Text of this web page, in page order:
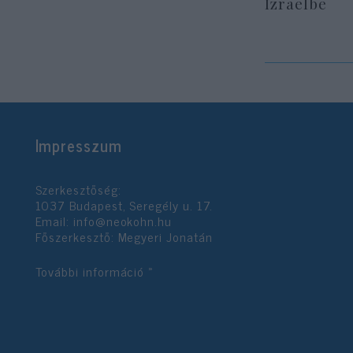
Impresszum
Szerkesztőség:
1037 Budapest, Seregély u. 17.
Email: info@neokohn.hu
Főszerkesztő: Megyeri Jonatán
További információ »